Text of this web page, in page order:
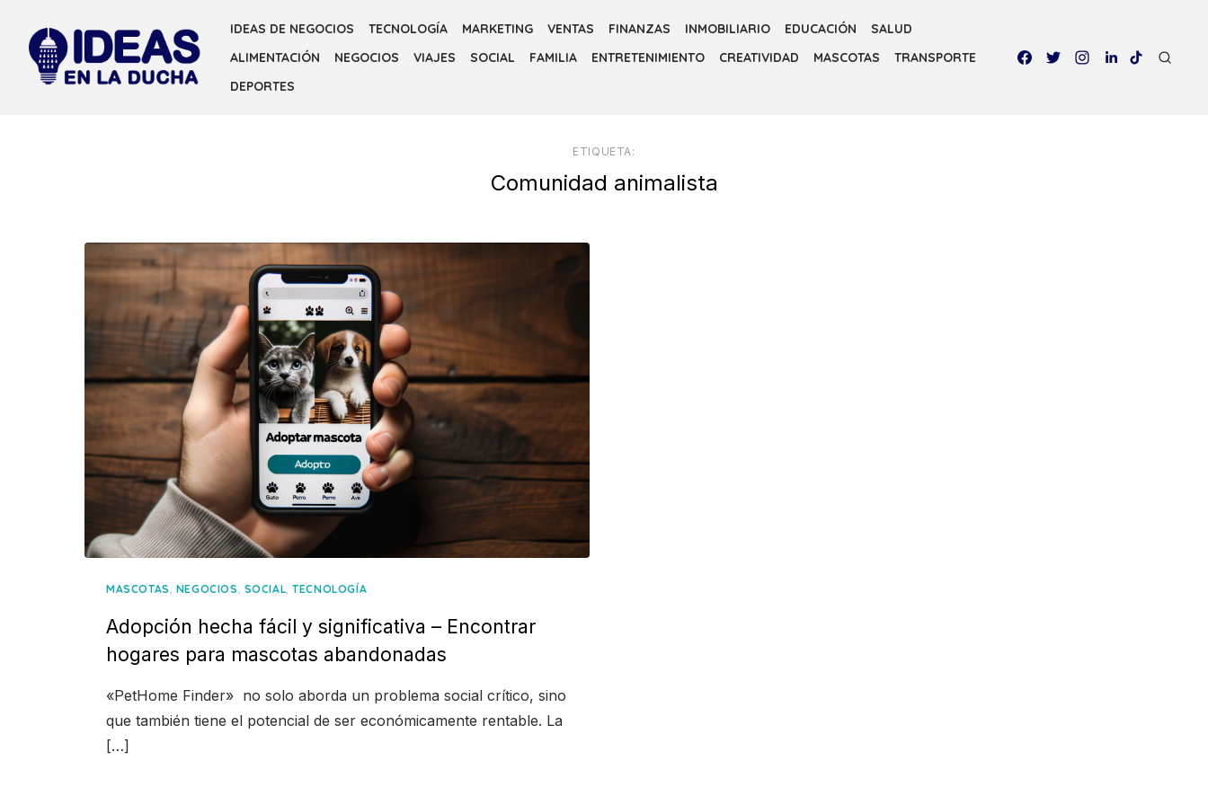
content
IDEAS DE NEGOCIOS TECNOLOGÍA MARKETING VENTAS FINANZAS INMOBILIARIO EDUCACIÓN
SALUD
ALIMENTACIÓN
NEGOCIOS VIAJES SOCIAL FAMILIA ENTRETENIMIENTO CREATIVIDAD MASCOTAS
TRANSPORTE
DEPORTES
ETIQUETA:
Comunidad animalista
MASCOTAS, NEGOCIOS, SOCIAL,TECNOLOGÍA
Adopción hecha fácil y significativa – Encontrar
hogares para mascotas abandonadas
«PetHome Finder» no solo aborda un problema social crítico, sino
que también tiene el potencial de ser económicamente rentable. La
[…]